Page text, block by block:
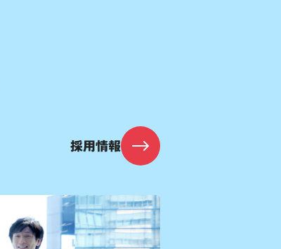
採用情報